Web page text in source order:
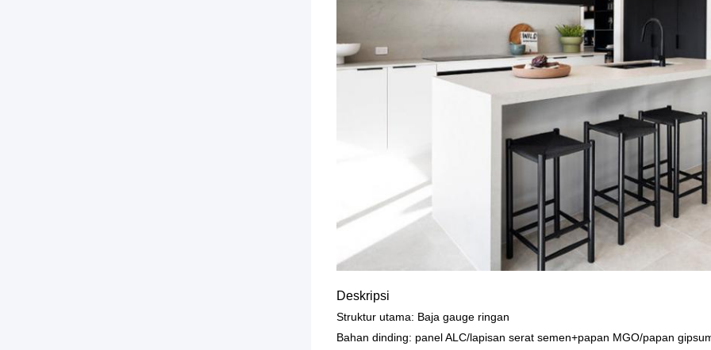
Deskripsi
Struktur utama: Baja gauge ringan
Bahan dinding: panel ALC/lapisan serat semen+papan MGO/papan